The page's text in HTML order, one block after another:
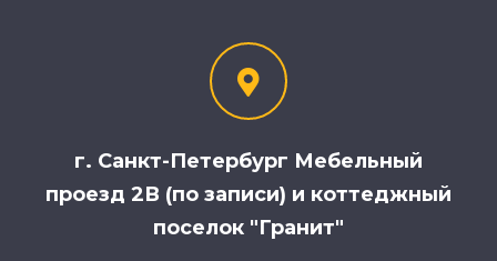
г. Санкт-Петербург Мебельный
проезд 2В (по записи) и коттеджный
поселок "Гранит"